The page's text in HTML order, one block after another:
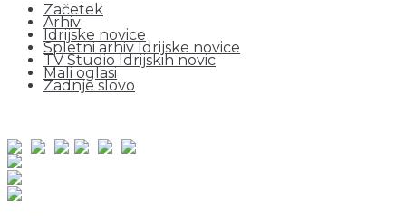
Začetek
Arhiv
Idrijske novice
Spletni arhiv Idrijske novice
TV Studio Idrijskih novic
Mali oglasi
Zadnje slovo